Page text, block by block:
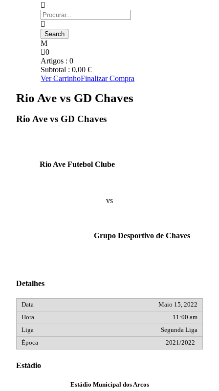
0
Artigos : 0
Subtotal : 0,00 €
Ver CarrinhoFinalizar Compra
Rio Ave vs GD Chaves
Rio Ave vs GD Chaves
Rio Ave Futebol Clube
vs
Grupo Desportivo de Chaves
Detalhes
Maio 15, 2022
11:00 am
Segunda Liga
2021/2022
Estádio
Estádio Municipal dos Arcos